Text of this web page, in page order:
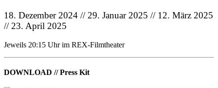
18. Dezember 2024 // 29. Januar 2025 // 12. März 2025
// 23. April 2025
Jeweils 20:15 Uhr im REX-Filmtheater
DOWNLOAD // Press Kit